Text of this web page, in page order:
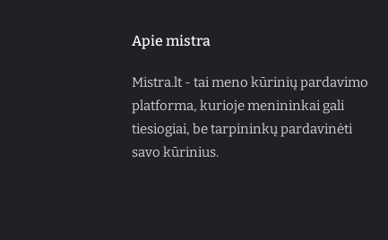
Apie mistra
Mistra.lt - tai meno kūrinių pardavimo
platforma, kurioje menininkai gali
tiesiogiai, be tarpininkų pardavinėti
savo kūrinius.